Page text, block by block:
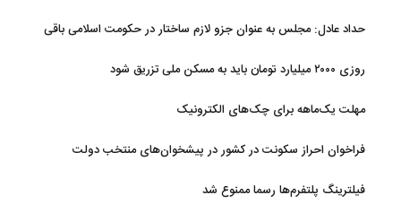
حداد عادل: مجلس به عنوان جزو لازم ساختار در حکومت اسلامی باقی
روزی ۲۰۰۰ میلیارد تومان باید به مسکن ملی تزریق شود
مهلت یک‌ماهه برای چک‌های الکترونیک
فراخوان احراز سکونت در کشور در پیشخوان‌های منتخب دولت
فیلترینگ پلتفرم‌ها رسما ممنوع شد